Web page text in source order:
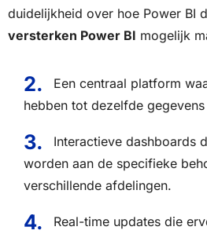
duidelijkheid over hoe Power BI
versterken Power BI mogelijk
Een centraal platform
hebben tot dezelfde
Interactieve dashboards
worden aan de specifieke
verschillende afdelingen.
Real-time updates die